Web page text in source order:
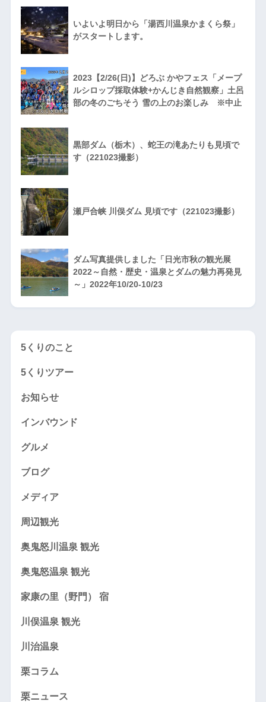
いよいよ明日から「湯西川温泉かまくら祭」
がスタートします。
2023【2/26(日)】どろぶ かやフェス「メープ
ルシロップ採取体験+かんじき自然観察」土呂
部の冬のごちそう 雪の上のお楽しみ ※中止
黒部ダム（栃木）、蛇王の滝あたりも見頃で
す（221023撮影）
瀬戸合峡 川俣ダム 見頃です（221023撮影）
ダム写真提供しました「日光市秋の観光展
2022～自然・歴史・温泉とダムの魅力再発見
～」2022年10/20-10/23
5くりのこと
5くりツアー
お知らせ
インバウンド
グルメ
ブログ
メディア
周辺観光
奥鬼怒川温泉 観光
奥鬼怒温泉 観光
家康の里（野門） 宿
川俣温泉 観光
川治温泉
栗コラム
栗ニュース